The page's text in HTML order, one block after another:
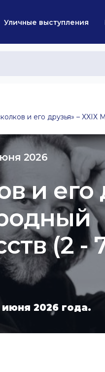
Уличные выступления
и его друзья» –
2026
и его
(2 -
2026 года.